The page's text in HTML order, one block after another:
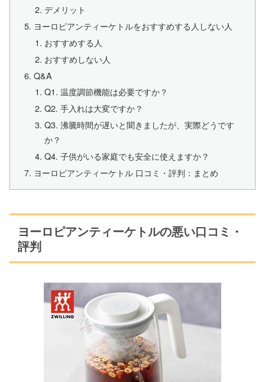
デメリット
ヨーロピアンティーケトルをおすすめする人しない人
おすすめする人
おすすめしない人
Q&A
Q1. 温度調節機能は必要ですか？
Q2. 手入れは大変ですか？
Q3. 沸騰時間が遅いと聞きましたが、実際どうです
か？
Q4. 子供がいる家庭でも安全に使えますか？
ヨーロピアンティーケトル 口コミ・評判：まとめ
ヨーロピアンティーケトルの悪い口コミ・
評判